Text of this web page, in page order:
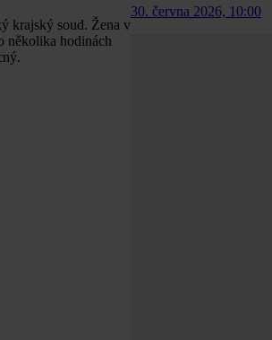
krajský soud. Žena v
několika hodinách
30. června 2026, 10:00